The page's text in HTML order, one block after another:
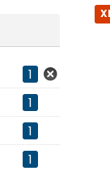
1
1
1
1